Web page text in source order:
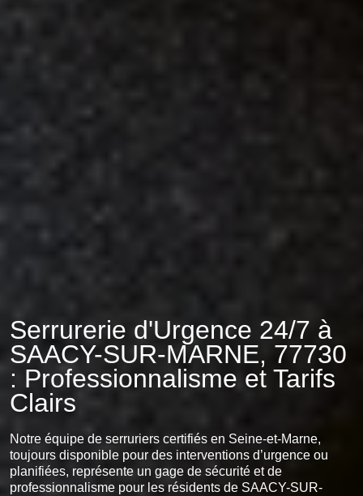
Serrurerie d'Urgence 24/7 à
SAACY-SUR-MARNE, 77730
: Professionnalisme et Tarifs
Clairs
Notre équipe de serruriers certifiés en Seine-et-Marne,
toujours disponible pour des interventions d’urgence ou
planifiées, représente un gage de sécurité et de
professionnalisme pour les résidents de SAACY-SUR-